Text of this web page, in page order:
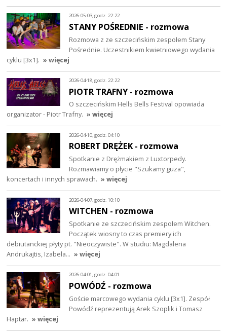
2026-05-03, godz. 22:22
STANY POŚREDNIE - rozmowa
Rozmowa z ze szczecińskim zespołem Stany
Pośrednie. Uczestnikiem kwietniowego wydania
cyklu [3x1]. » więcej
2026-04-18, godz. 22:22
PIOTR TRAFNY - rozmowa
O szczecińskim Hells Bells Festival opowiada
organizator - Piotr Trafny. » więcej
2026-04-10, godz. 04:10
ROBERT DRĘŻEK - rozmowa
Spotkanie z Drężmakiem z Luxtorpedy.
Rozmawiamy o płycie "Szukamy guza",
koncertach i innych sprawach. » więcej
2026-04-07, godz. 10:10
WITCHEN - rozmowa
Spotkanie ze szczecińskim zespołem Witchen.
Początek wiosny to czas premiery ich
debiutanckiej płyty pt. "Nieoczywiste". W studiu: Magdalena
Andrukajtis, Izabela… » więcej
2026-04-01, godz. 04:01
POWÓDŹ - rozmowa
Goście marcowego wydania cyklu [3x1]. Zespół
Powódź reprezentują Arek Szoplik i Tomasz
Haptar. » więcej